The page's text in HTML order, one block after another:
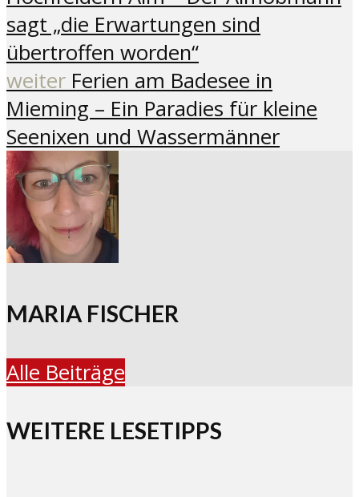
sagt „die Erwartungen sind
übertroffen worden“
weiter Ferien am Badesee in
Mieming – Ein Paradies für kleine
Seenixen und Wassermänner
MARIA FISCHER
Alle Beiträge
WEITERE LESETIPPS